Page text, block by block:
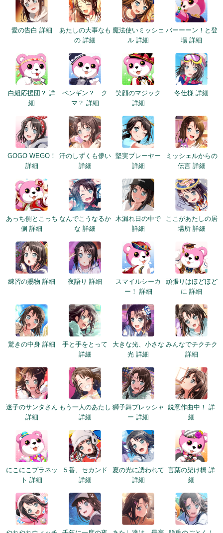
愛の告白 詳細
あたしの大事なも
の 詳細
魔法使いミッシェ
ル 詳細
バーーーン！と登
場 詳細
白組応援団？ 詳
細
ペンギン？ ク
マ？ 詳細
笑顔のマジック
詳細
冬仕様 詳細
GOGO WEGO！
詳細
汗のしずくも儚い
詳細
堅実プレーヤー
詳細
ミッシェルからの
伝言 詳細
あっち側とこっち
側 詳細
なんでこうなるか
な 詳細
木漏れ日の中で
詳細
ここがあたしの居
場所 詳細
練習の賜物 詳細 夜語り 詳細
スマイルシーカ
ー！ 詳細
頑張りはほどほど
に 詳細
驚きの中身 詳細
手と手をとって
詳細
大きな光、小さな
光 詳細
みんなでチクチク
詳細
迷子のサンタさん
詳細
もう一人のあたし
詳細
獅子舞プレッシャ
ー 詳細
鋭意作曲中！ 詳
細
にこにこプラネッ
ト 詳細
５番、セカンド
詳細
夏の光に誘われて
詳細
言葉の架け橋 詳
細